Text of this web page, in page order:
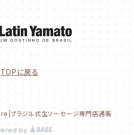
TOPに戻る
ブラジル式生ソーセージ専門店通販
by